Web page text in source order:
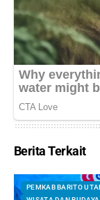
Berita Terkait
PEMKAB BARITO